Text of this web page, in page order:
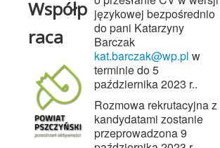
Współp
raca
językowej bezpośrednio
do pani Katarzyny
Barczak
kat.barczak@wp.pl w
terminie do 5
października 2023 r..
Rozmowa rekrutacyjna z
kandydatami zostanie
przeprowadzona 9